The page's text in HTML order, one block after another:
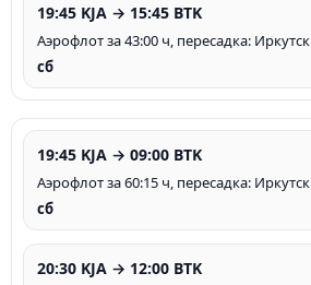
19:45 KJA → 15:45 BTK
Аэрофлот за 43:00 ч, пересадка: Иркутск
сб
19:45 KJA → 09:00 BTK
Аэрофлот за 60:15 ч, пересадка: Иркутск
сб
20:30 KJA → 12:00 BTK